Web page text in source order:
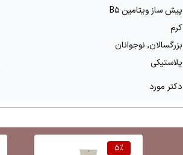
پیش ساز ویتامین B۵
کرم
بزرگسالان, نوجوانان
پلاستیکی
دکتر مورد
5%